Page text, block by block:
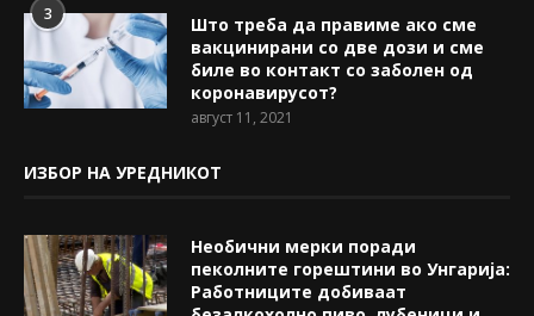
3
Што треба да правиме ако сме
вакцинирани со две дози и сме
биле во контакт со заболен од
коронавирусот?
август 11, 2021
ИЗБОР НА УРЕДНИКОТ
Необични мерки поради
пеколните горештини во Унгарија:
Работниците добиваат